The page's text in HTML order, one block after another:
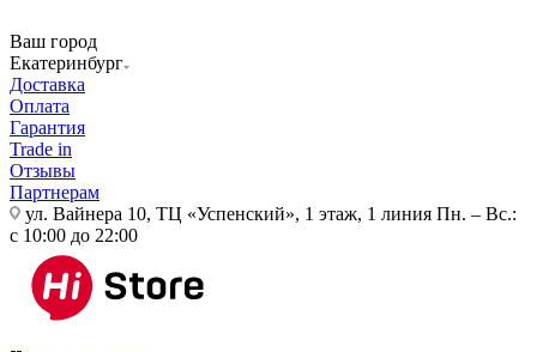
Ваш город
Екатеринбург
Доставка
Оплата
Гарантия
Trade in
Отзывы
Партнерам
ул. Вайнера 10, ТЦ «Успенский», 1 этаж, 1 линия Пн. – Вс.:
с 10:00 до 22:00